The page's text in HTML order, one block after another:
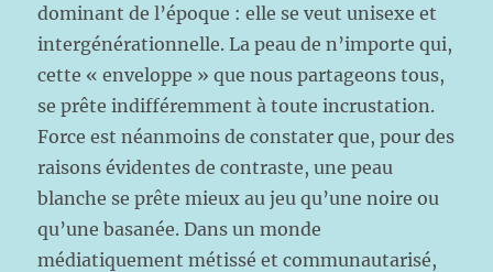
dominant de l’époque : elle se veut unisexe et
intergénérationnelle. La peau de n’importe qui,
cette « enveloppe » que nous partageons tous,
se prête indifféremment à toute incrustation.
Force est néanmoins de constater que, pour des
raisons évidentes de contraste, une peau
blanche se prête mieux au jeu qu’une noire ou
qu’une basanée. Dans un monde
médiatiquement métissé et communautarisé,